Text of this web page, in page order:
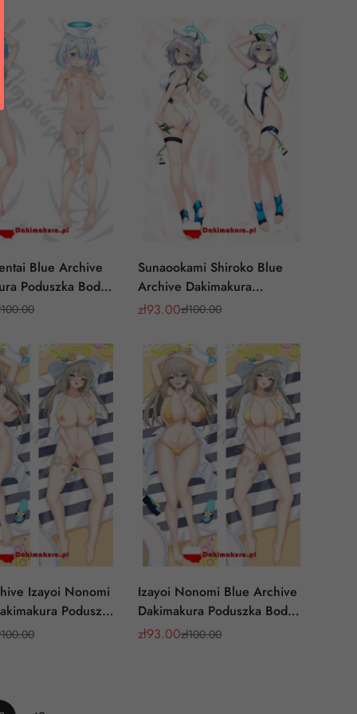
Blue Archive
Poduszka Body
100.00
Sunaookami Shiroko Blue
Archive Dakimakura
Poduszka Body Pillow
Cena
zł93.00
Cena
zł100.00
Izayoi Nonomi
Poduszka
100.00
Izayoi Nonomi Blue Archive
Dakimakura Poduszka Body
Pillow
Cena
zł93.00
Cena
zł100.00